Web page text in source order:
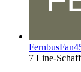
7 Line-